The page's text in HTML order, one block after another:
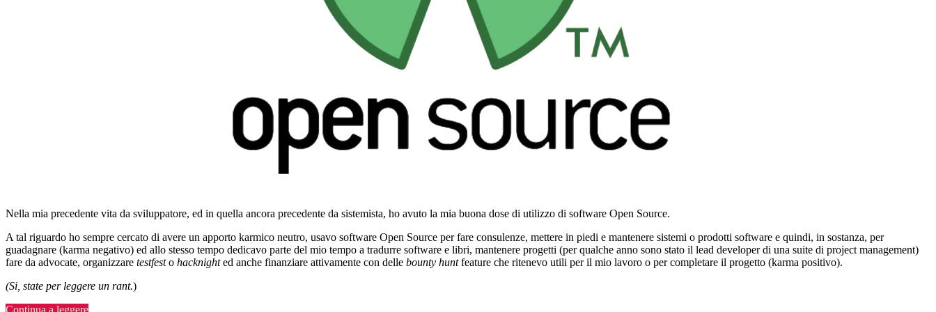
Nella mia precedente vita da sviluppatore, ed in quella ancora precedente da sistemista, ho avuto la mia buona dose di utilizzo di software Open Source.
A tal riguardo ho sempre cercato di avere un apporto karmico neutro, usavo software Open Source per fare consulenze, mettere in piedi e mantenere sistemi o prodotti software e quindi, in sostanza, per
guadagnare (karma negativo) ed allo stesso tempo dedicavo parte del mio tempo a tradurre software e libri, mantenere progetti (per qualche anno sono stato il lead developer di una suite di project management)
fare da advocate, organizzare testfesto hacknighted anche finanziare attivamente con delle bounty huntfeature che ritenevo utili per il mio lavoro o per completare il progetto (karma positivo).
(Si, state per leggere un rant.)
Continua a leggere“Open